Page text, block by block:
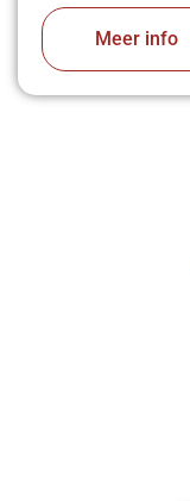
Meer info